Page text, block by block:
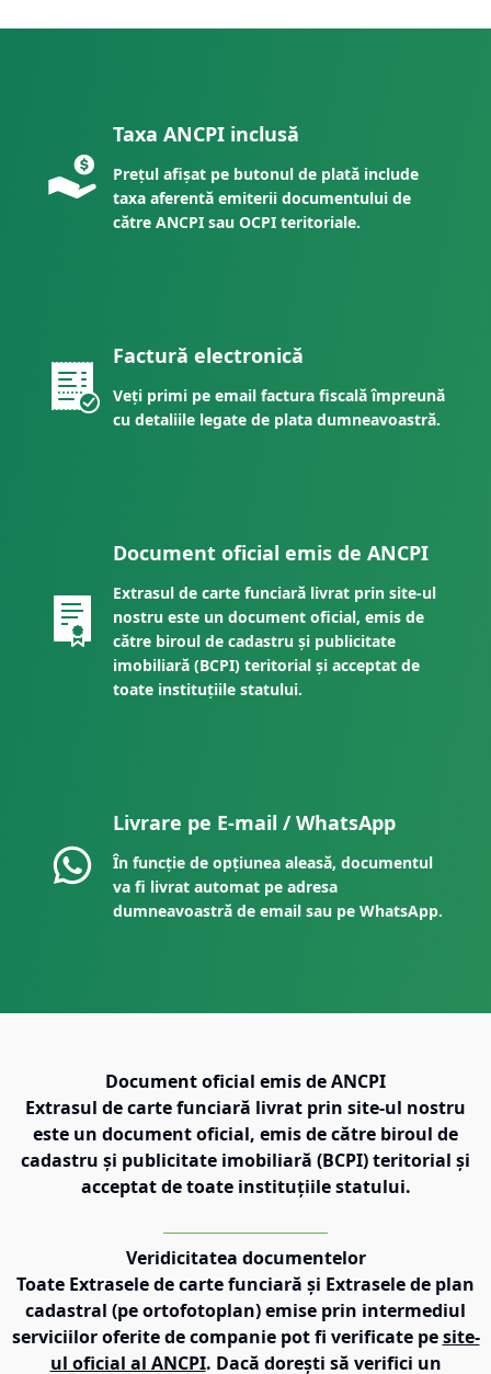
Taxa ANCPI inclusă
Prețul afișat pe butonul de plată include
taxa aferentă emiterii documentului de
către ANCPI sau OCPI teritoriale.
Factură electronică
Veți primi pe email factura fiscală împreună
cu detaliile legate de plata dumneavoastră.
Document oficial emis de ANCPI
Extrasul de carte funciară livrat prin site-ul
nostru este un document oficial, emis de
către biroul de cadastru și publicitate
imobiliară (BCPI) teritorial și acceptat de
toate instituțiile statului.
Livrare pe E-mail / WhatsApp
În funcție de opțiunea aleasă, documentul
va fi livrat automat pe adresa
dumneavoastră de email sau pe WhatsApp.
Document oficial emis de ANCPI
Extrasul de carte funciară livrat prin site-ul nostru
este un document oficial, emis de către biroul de
cadastru și publicitate imobiliară (BCPI) teritorial și
acceptat de toate instituțiile statului.
Veridicitatea documentelor
Toate Extrasele de carte funciară și Extrasele de plan
cadastral (pe ortofotoplan) emise prin intermediul
serviciilor oferite de companie pot fi verificate pe site-
ul oficial al ANCPI. Dacă dorești să verifici un